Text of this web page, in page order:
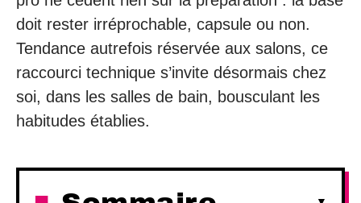
doit rester irréprochable, capsule ou non.
Tendance autrefois réservée aux salons, ce
raccourci technique s’invite désormais chez
soi, dans les salles de bain, bousculant les
habitudes établies.